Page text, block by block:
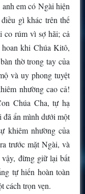
em có Ngài hiện
gì khác trên thế
co rúm vì sợ hãi; cả
khi Chúa Kitô,
thờ trong tay của
và uy phong tuyệt
nhường cao cả!
Chúa Cha, tự hạ
đã ẩn mình dưới một
khiêm nhường của
trước mặt Ngài, và
đừng giữ lại bất
tự hiến hoàn toàn
cách trọn vẹn.